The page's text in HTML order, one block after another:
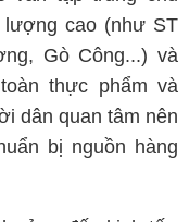
cao (như ST
Gò Công...) và
thực phẩm và
dân quan tâm nên
bị nguồn hàng